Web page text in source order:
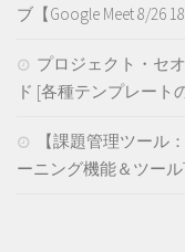
ブ【Google Meet 8/26
プロジェクト・セ
ド [各種テンプレート
【課題管理ツール
ーニング機能＆ツール